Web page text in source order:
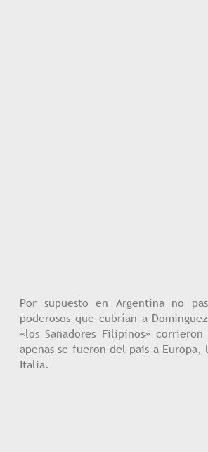
Por supuesto en Argentina no
poderosos que cubrían a
«los Sanadores Filipinos»
apenas se fueron del pais a
Italia.